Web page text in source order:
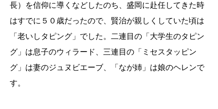
長）を信仰に導くなどしたのち、盛岡に赴任してきた時
はすでに５０歳だったので、賢治が親しくしていた頃は
「老いしタピング」でした。二連目の「大学生のタピン
グ」は息子のウィラード、三連目の「ミセスタッピン
グ」は妻のジュヌビエーブ、「なが姉」は娘のヘレンで
す。